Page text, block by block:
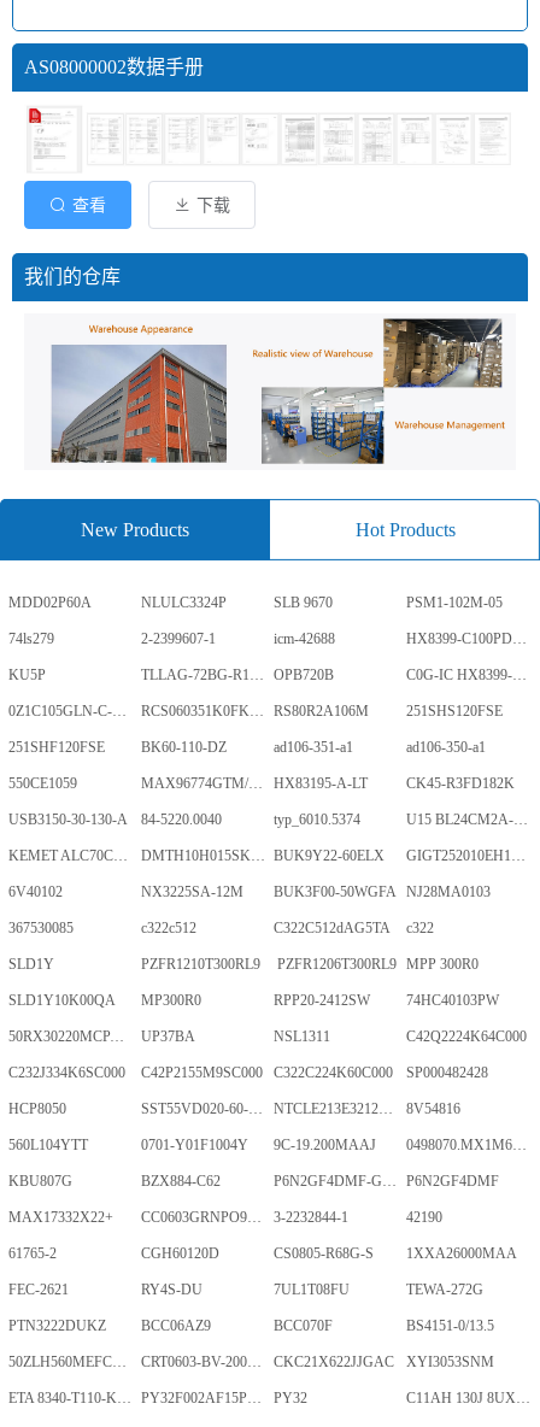
AS08000002数据手册
查看 下载
我们的仓库
New Products Hot Products
MDD02P60A NLULC3324P SLB 9670 PSM1-102M-05
74ls279 2-2399607-1 icm-42688 HX8399-C100PD1700-GP
KU5P TLLAG-72BG-R1KH1-V-A OPB720B C0G-IC HX8399-C100PD1700-GP
0Z1C105GLN-C-0-TR RCS060351K0FKEA RS80R2A106M 251SHS120FSE
251SHF120FSE BK60-110-DZ ad106-351-a1 ad106-350-a1
550CE1059 MAX96774GTM/V+ HX83195-A-LT CK45-R3FD182K
USB3150-30-130-A 84-5220.0040 typ_6010.5374 U15 BL24CM2A-PARC
KEMET ALC70C152EN450 DMTH10H015SK3Q BUK9Y22-60ELX GIGT252010EH1R0MNE
6V40102 NX3225SA-12M BUK3F00-50WGFA NJ28MA0103
367530085 c322c512 C322C512dAG5TA c322
SLD1Y PZFR1210T300RL9 PZFR1206T300RL9 MPP 300R0
SLD1Y10K00QA MP300R0 RPP20-2412SW 74HC40103PW
50RX30220MCPA10X20 UP37BA NSL1311 C42Q2224K64C000
C232J334K6SC000 C42P2155M9SC000 C322C224K60C000 SP000482428
HCP8050 SST55VD020-60-C-TQWE NTCLE213E3212FMT 8V54816
560L104YTT 0701-Y01F1004Y 9C-19.200MAAJ 0498070.MX1M6-CN
KBU807G BZX884-C62 P6N2GF4DMF-GKT-2Gb P6N2GF4DMF
MAX17332X22+ CC0603GRNPO9BN400 3-2232844-1 42190
61765-2 CGH60120D CS0805-R68G-S 1XXA26000MAA
FEC-2621 RY4S-DU 7UL1T08FU TEWA-272G
PTN3222DUKZ BCC06AZ9 BCC070F BS4151-0/13.5
50ZLH560MEFCRI12.5X25 CRT0603-BV-2001ELF CKC21X622JJGAC XYI3053SNM
ETA 8340-T110-K1F1-ALH0-25A PY32F002AF15P6TU PY32 C11AH 130J 8UXLT